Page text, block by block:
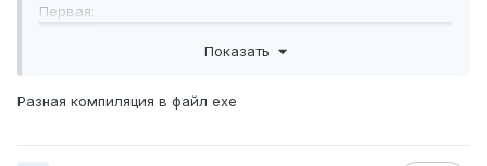
Первая:
Показать
Разная компиляция в файл exe